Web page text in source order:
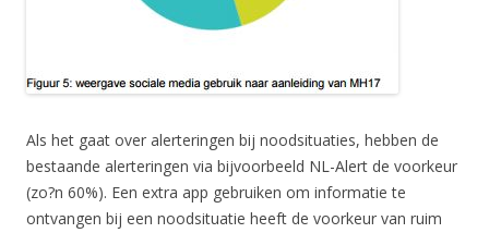
Als het gaat over alerteringen bij noodsituaties, hebben de
bestaande alerteringen via bijvoorbeeld NL-Alert de voorkeur
(zo?n 60%). Een extra app gebruiken om informatie te
ontvangen bij een noodsituatie heeft de voorkeur van ruim